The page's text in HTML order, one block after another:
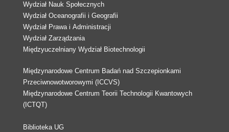
Wydział Nauk Społecznych
Wydział Oceanografii i Geografii
Wydział Prawa i Administracji
Wydział Zarządzania
Międzyuczelniany Wydział Biotechnologii
Międzynarodowe Centrum Badań nad Szczepionkami
Przeciwnowotworowymi (ICCVS)
Międzynarodowe Centrum Teorii Technologii Kwantowych
(ICTQT)
Biblioteka UG